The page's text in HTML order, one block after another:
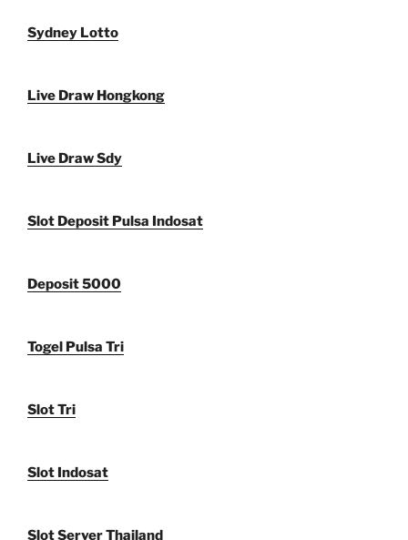
Sydney Lotto
Live Draw Hongkong
Live Draw Sdy
Slot Deposit Pulsa Indosat
Deposit 5000
Togel Pulsa Tri
Slot Tri
Slot Indosat
Slot Server Thailand